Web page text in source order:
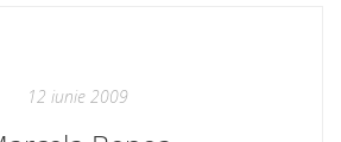
12 iunie 2009